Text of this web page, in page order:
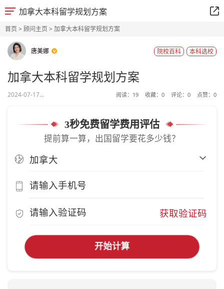
加拿大本科留学规划方案
首页> 顾问主页> 加拿大本科留学规划方案
唐美娜 本科选校
院校百科
加拿大本科留学规划方案
2024-07-17... 阅读： 19 收藏： 0 评论： 0 点赞： 0
3秒免费留学费用评估
提前算一算，出国留学要花多少钱？
获取验证码
开始计算